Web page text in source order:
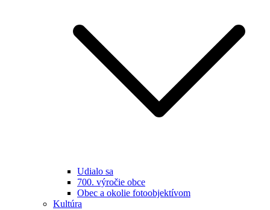
Udialo sa
700. výročie obce
Obec a okolie fotoobjektívom
Kultúra